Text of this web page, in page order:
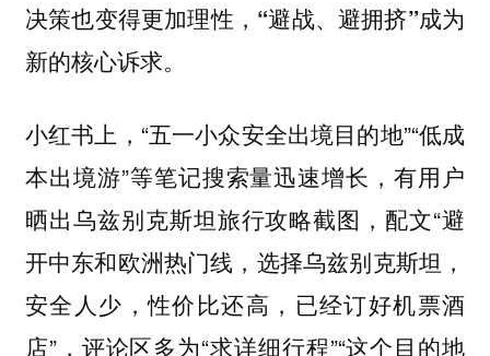
决策也变得更加理性，“避战、避拥挤”成为
新的核心诉求。
小红书上，“五一小众安全出境目的地”“低成
本出境游”等笔记搜索量迅速增长，有用户
晒出乌兹别克斯坦旅行攻略截图，配文“避
开中东和欧洲热门线，选择乌兹别克斯坦，
安全人少，性价比还高，已经订好机票酒
店”，评论区多为“求详细行程”“这个目的地